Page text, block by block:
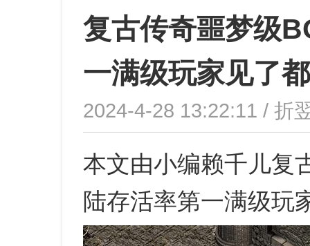
复古传奇噩梦级
一满级玩家见了
2024-4-28 13:22:11 / 折
本文由小编赖千儿复
陆存活率第一满级玩